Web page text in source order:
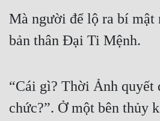
Kiếm Hiệp
Kỳ Ảo
Linh Dị
Mà người để lộ ra bí mật
bản thân Đại Ti Mệnh.
“Cái gì? Thời Ảnh quyết
chức?”. Ở một bên thủy